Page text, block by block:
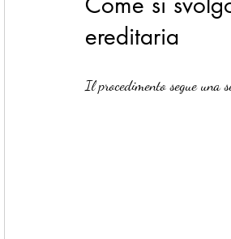
ereditaria
Il procedimento segue una